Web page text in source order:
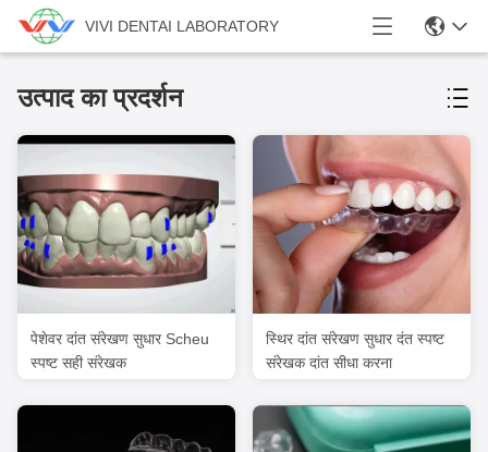
VIVI DENTAI LABORATORY
उत्पाद का प्रदर्शन
पेशेवर दांत संरेखण सुधार Scheu
स्पष्ट सही संरेखक
स्थिर दांत संरेखण सुधार दंत स्पष्ट
संरेखक दांत सीधा करना